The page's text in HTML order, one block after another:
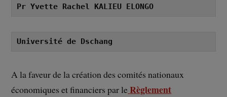
Pr Yvette Rachel KALIEU ELONGO
Université de Dschang
A la faveur de la création des comités nationaux
économiques et financiers par leRèglement